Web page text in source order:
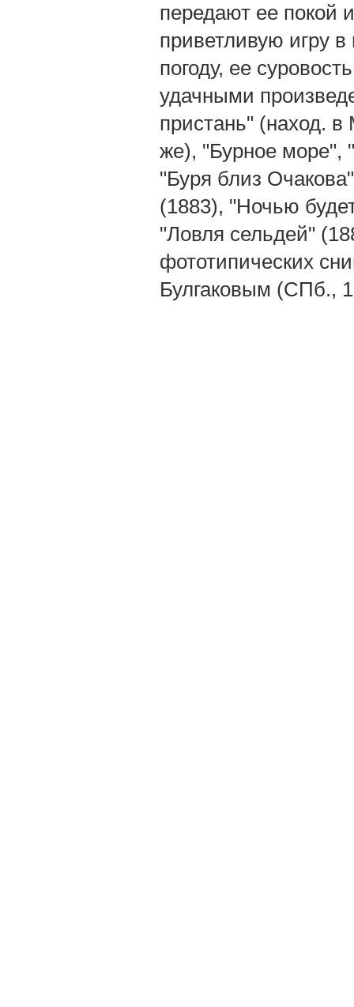
передают ее покой
приветливую игру
погоду, ее
удачными
пристань" (наход.
же), "Бурное море",
"Буря близ
(1883), "Ночью
"Ловля сельдей"
фототипических
Булгаковым (СПб.,